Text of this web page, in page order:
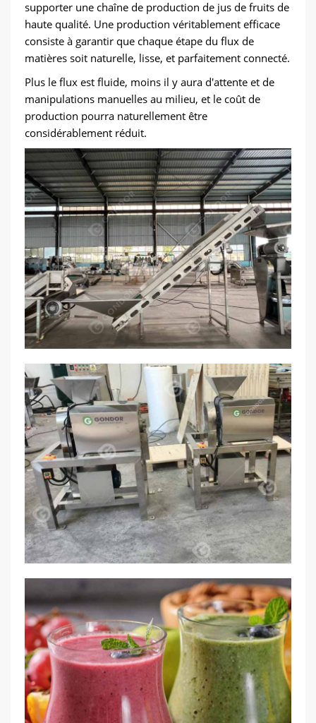
supporter une chaîne de production de jus de fruits de
haute qualité. Une production véritablement efficace
consiste à garantir que chaque étape du flux de
matières soit naturelle, lisse, et parfaitement connecté.
Plus le flux est fluide, moins il y aura d'attente et de
manipulations manuelles au milieu, et le coût de
production pourra naturellement être
considérablement réduit.